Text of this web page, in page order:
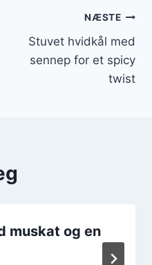
NÆSTE
Stuvet hvidkål med
sennep for et spicy
twist
muskat og en